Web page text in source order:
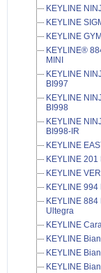
KEYLINE
KEYLINE
KEYLINE
KEYLINE®
MINI
KEYLINE
BI997
KEYLINE
BI998
KEYLINE
BI998-IR
KEYLINE
KEYLINE 201
KEYLINE
KEYLINE 994
KEYLINE 884
Ultegra
KEYLINE
KEYLINE
KEYLINE
KEYLINE